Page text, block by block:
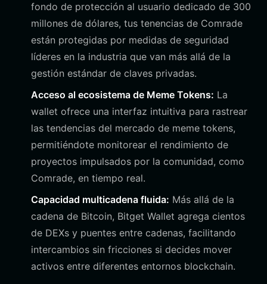
fondo de protección al usuario dedicado de 300
millones de dólares, tus tenencias de Comrade
están protegidas por medidas de seguridad
líderes en la industria que van más allá de la
gestión estándar de claves privadas.
Acceso al ecosistema de Meme Tokens: La
wallet ofrece una interfaz intuitiva para rastrear
las tendencias del mercado de meme tokens,
permitiéndote monitorear el rendimiento de
proyectos impulsados por la comunidad, como
Comrade, en tiempo real.
Capacidad multicadena fluida: Más allá de la
cadena de Bitcoin, Bitget Wallet agrega cientos
de DEXs y puentes entre cadenas, facilitando
intercambios sin fricciones si decides mover
activos entre diferentes entornos blockchain.